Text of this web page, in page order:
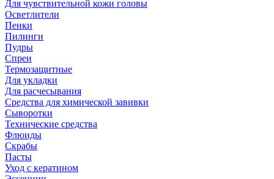
Для чувствительной кожи головы
Осветлители
Пенки
Пилинги
Пудры
Спреи
Термозащитные
Для укладки
Для расчесывания
Средства для химической завивки
Сыворотки
Технические средства
Флюиды
Скрабы
Пасты
Уход с кератином